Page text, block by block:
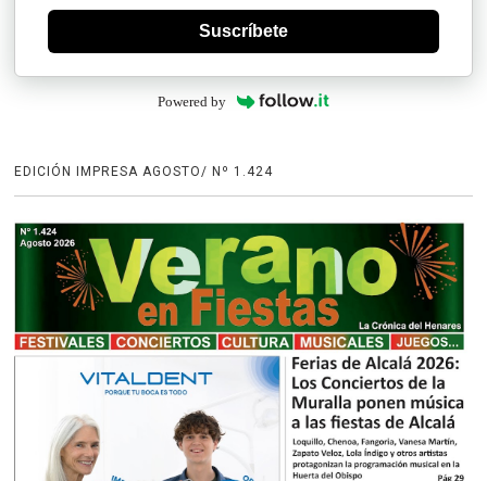
Suscríbete
Powered by
EDICIÓN IMPRESA AGOSTO/ Nº 1.424